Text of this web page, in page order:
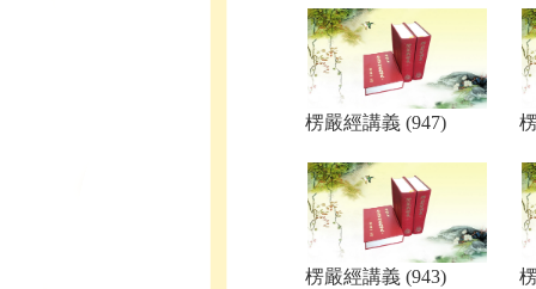
楞嚴經講義 (947)
楞嚴經講義 (943)